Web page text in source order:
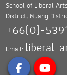
School of Liberal
District, Muang
+66(0)-
Email: liberal-